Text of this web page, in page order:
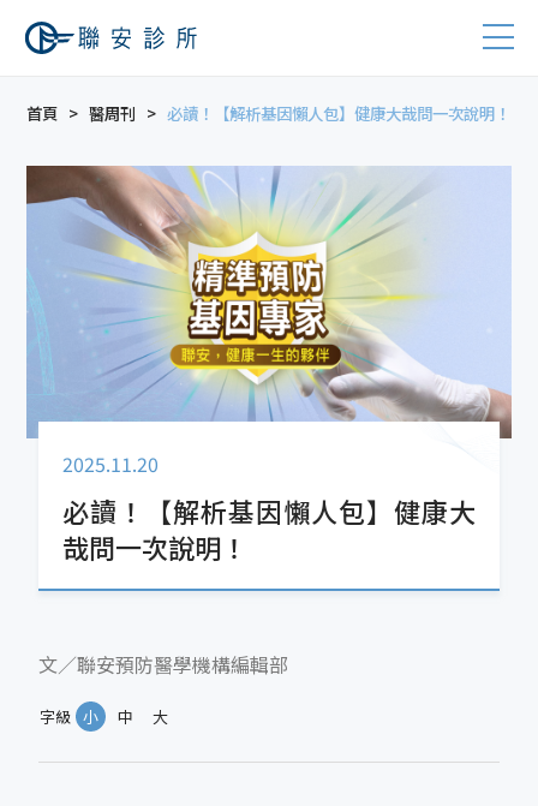
首頁 醫周刊 必讀！【解析基因懶人包】健康大哉問一次說明！
2025.11.20
必讀！【解析基因懶人包】健康大
哉問一次說明！
文／聯安預防醫學機構編輯部
字級 小 中 大